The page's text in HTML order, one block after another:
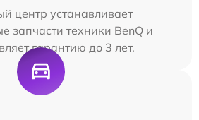
центр устанавливает
запчасти техники BenQ и
гарантию до 3 лет.